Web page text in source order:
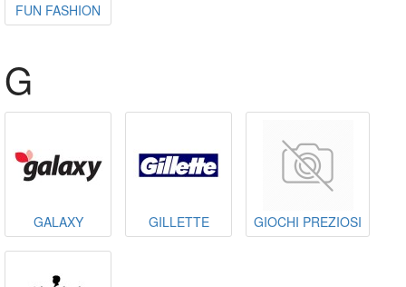
FUN FASHION
G
GALAXY GILLETTE GIOCHI PREZIOSI